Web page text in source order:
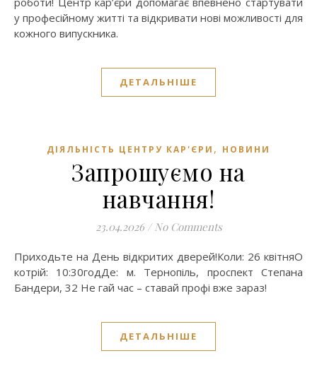
у професійному житті та відкривати нові можливості для
кожного випускника.
ДЕТАЛЬНІШЕ
ДІЯЛЬНІСТЬ ЦЕНТРУ КАР'ЄРИ , НОВИНИ
Запрошуємо на
навчання!
23.04.2026 / No Comments
Приходьте на День відкритих дверей!Коли: 26 квітняО
котрій: 10:30годДе: м. Тернопіль, проспект Степана
Бандери, 32 Не гай час – ставай профі вже зараз!
ДЕТАЛЬНІШЕ